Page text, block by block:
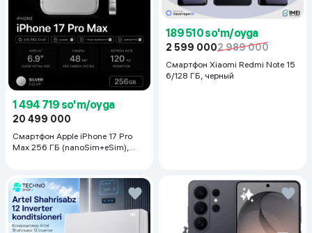
1 494 719 so'm/oyga
20 499 000
Смартфон Apple iPhone 17 Pro
Max 256 ГБ (nanoSim+eSim),
189 510 so'm/oyga
2 599 0002 989 000
Смартфон Xiaomi Redmi Note 15
6/128 ГБ, черный